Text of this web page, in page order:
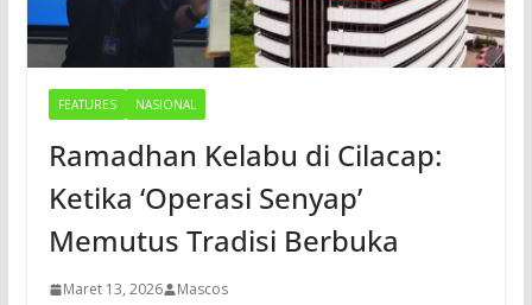
FEATURES NASIONAL
Ramadhan Kelabu di Cilacap:
Ketika ‘Operasi Senyap’
Memutus Tradisi Berbuka
Maret 13, 2026 Mascos